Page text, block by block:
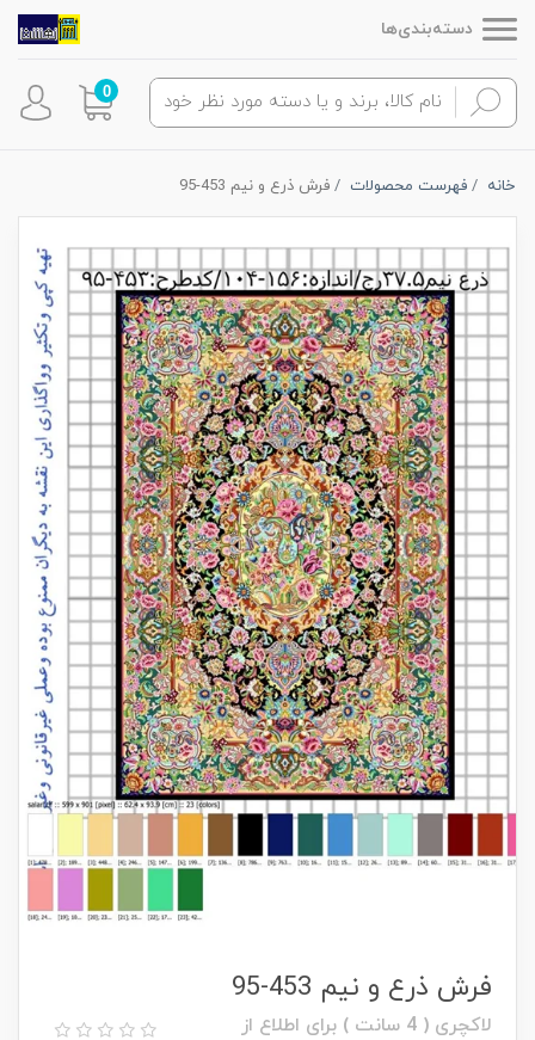
دسته‌بندی‌ها
0
خانه فهرست محصولات فرش ذرع و نیم 453-95
فرش ذرع و نیم 453-95
لاکچری ( 4 سانت ) برای اطلاع از